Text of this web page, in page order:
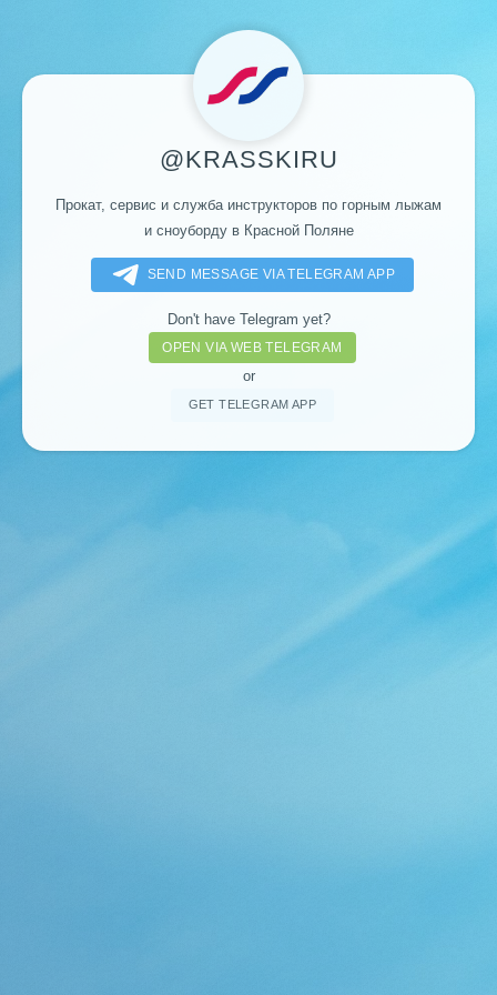
@KRASSKIRU
Прокат, сервис и служба инструкторов по горным лыжам
и сноуборду в Красной Поляне
SEND MESSAGE VIA TELEGRAM APP
Don't have Telegram yet?
OPEN VIA WEB TELEGRAM
or
GET TELEGRAM APP